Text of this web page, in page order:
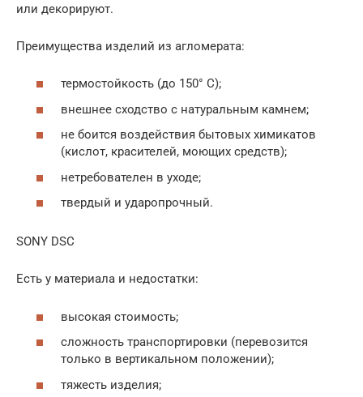
или декорируют.
Преимущества изделий из агломерата:
термостойкость (до 150° С);
внешнее сходство с натуральным камнем;
не боится воздействия бытовых химикатов
(кислот, красителей, моющих средств);
нетребователен в уходе;
твердый и ударопрочный.
SONY DSC
Есть у материала и недостатки:
высокая стоимость;
сложность транспортировки (перевозится
только в вертикальном положении);
тяжесть изделия;